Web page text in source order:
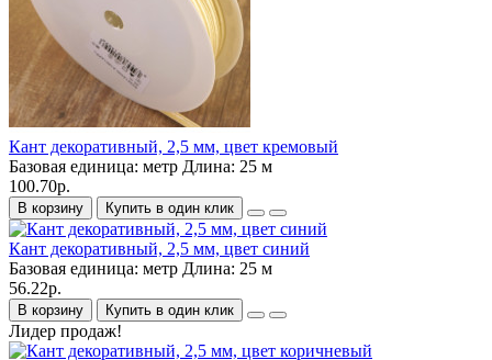
Кант декоративный, 2,5 мм, цвет кремовый
Базовая единица: метр Длина: 25 м
100.70р.
В корзину Купить в один клик
Кант декоративный, 2,5 мм, цвет синий
Базовая единица: метр Длина: 25 м
56.22р.
В корзину Купить в один клик
Лидер продаж!